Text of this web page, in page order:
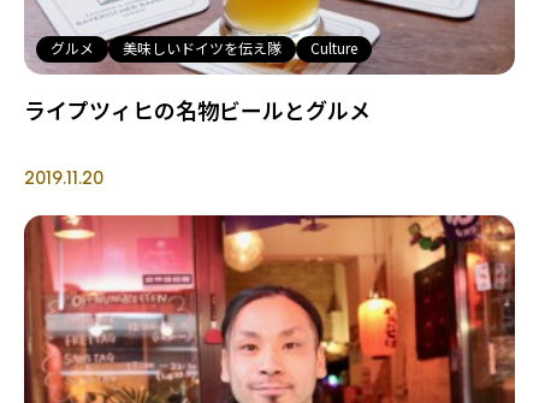
グルメ 美味しいドイツを伝え隊 Culture
ライプツィヒの名物ビールとグルメ
2019.11.20